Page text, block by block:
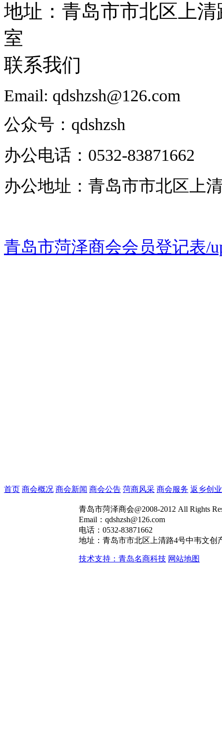
地址：青岛市市北区上
室
联系我们
Email: qdshzsh@126.com
公众号：qdshzsh
办公电话：0532-83871662
办公地址：青岛市市北区上
青岛市菏泽商会会员登记表/
首页 商会概况 商会新闻 商会公告 菏商风采 商会服务 返乡创业
青岛市菏泽商会@2008-2012 All Rights
Email：qdshzsh@126.com
电话：0532-83871662
地址：青岛市市北区上清路4号中韦文创
技术支持：青岛名商科技 网站地图